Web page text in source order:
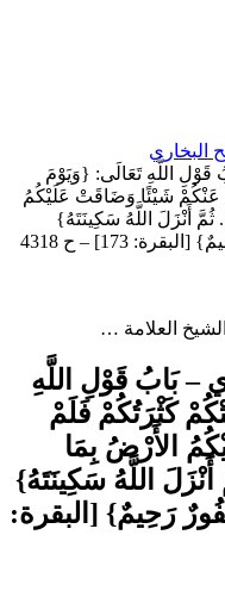
اللَّهِ تَعَالَى: {وَيَوْمَ
شَيْئًا وَضَاقَتْ عَلَيْكُمُ
اللَّهُ سَكِينَتَهُ}
العلامة …
– بَابُ قَوْلِ اللَّهِ
كَثْرَتُكُمْ فَلَمْ
بِمَا
اللَّهُ سَكِينَتَهُ}
رَحِيمٌ} [البقرة: